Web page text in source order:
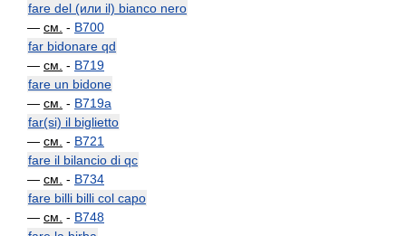
fare del (или il) bianco nero
— см. - B700
far bidonare qd
— см. - B719
fare un bidone
— см. - B719a
far(si) il biglietto
— см. - B721
fare il bilancio di qc
— см. - B734
fare billi billi col capo
— см. - B748